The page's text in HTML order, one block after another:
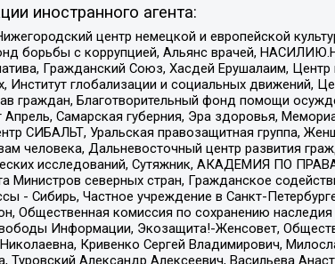
иностранного агента:
центр немецкой и европейской
борьбы с коррупцией, Альянс врачей,
Гражданский Союз, Хасдей Ерушалаим,
глобализации и социальных движений,
граждан, Благотворительный фонд помощи
Апрель, Самарская губерния, Эра здоровья,
СИБАЛЬТ, Уральская правозащитная группа,
человека, Дальневосточный центр развития
исследований, Сутяжник, АКАДЕМИЯ ПО
Министров северных стран, Гражданское
- Сибирь, Частное учреждение в Санкт-
Общественная комиссия по сохранению
Информации, Экозащита!-Женсовет,
Кривенко Сергей Владимирович,
Александр Алексеевич, Васильева